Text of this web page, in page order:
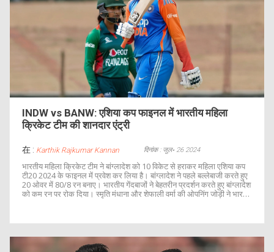
INDW vs BANW: एशिया कप फाइनल में भारतीय महिला
क्रिकेट टीम की शानदार एंट्री
在 : Karthik Rajkumar Kannan दिनांक : जुल॰ 26 2024
भारतीय महिला क्रिकेट टीम ने बांग्लादेश को 10 विकेट से हराकर महिला एशिया कप
टी20 2024 के फाइनल में प्रवेश कर लिया है। बांग्लादेश ने पहले बल्लेबाजी करते हुए
20 ओवर में 80/8 रन बनाए। भारतीय गेंदबाजों ने बेहतरीन प्रदर्शन करते हुए बांग्लादेश
को कम रन पर रोक दिया। स्मृति मंधाना और शेफाली वर्मा की ओपनिंग जोड़ी ने भारत